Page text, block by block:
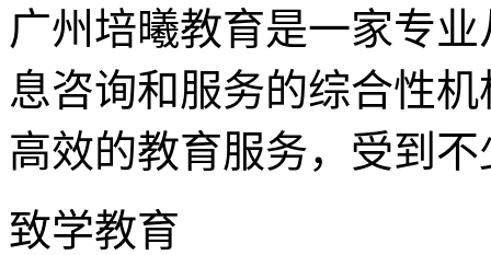
广州培曦教育是一家专
息咨询和服务的综合性
高效的教育服务，受到
致学教育